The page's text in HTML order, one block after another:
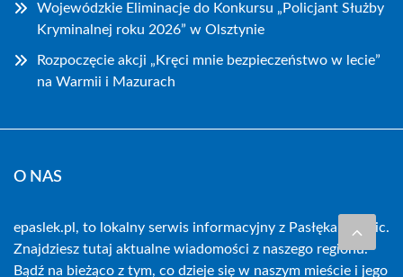
Wojewódzkie Eliminacje do Konkursu „Policjant Służby
Kryminalnej roku 2026” w Olsztynie
Rozpoczęcie akcji „Kręci mnie bezpieczeństwo w lecie”
na Warmii i Mazurach
O NAS
epaslek.pl, to lokalny serwis informacyjny z Pasłęka i okolic.
Znajdziesz tutaj aktualne wiadomości z naszego regionu.
Bądź na bieżąco z tym, co dzieje się w naszym mieście i jego